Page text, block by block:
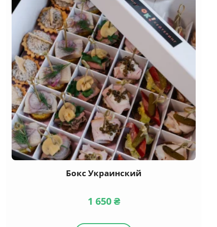
Бокс Украинский
1 650₴